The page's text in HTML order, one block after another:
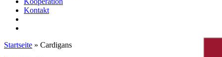
Kontakt
Startseite » Cardigans